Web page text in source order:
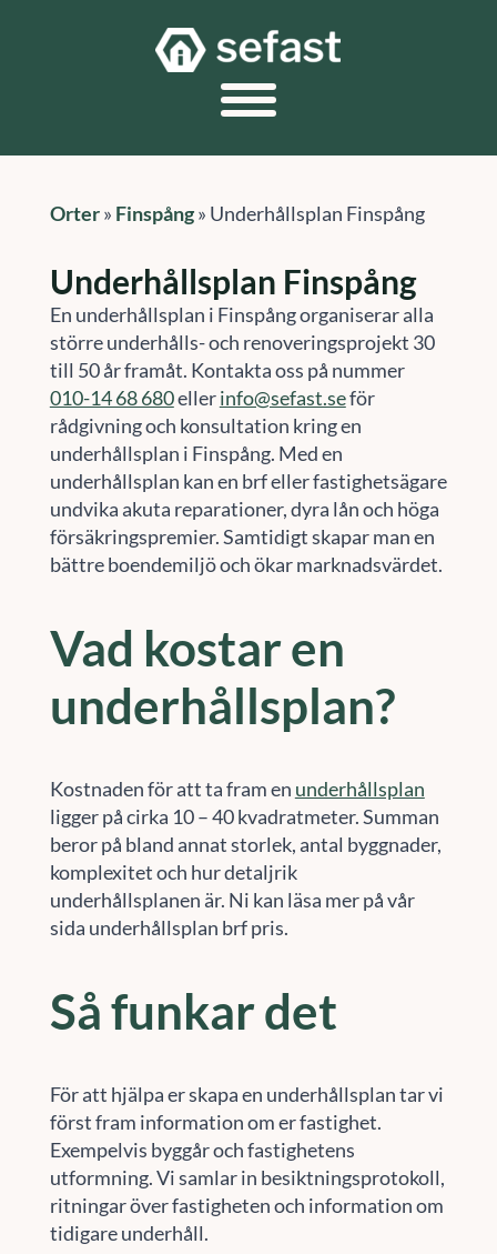
Orter» Finspång» Underhållsplan Finspång
Underhållsplan Finspång
En underhållsplan i Finspång organiserar alla
större underhålls- och renoveringsprojekt 30
till 50 år framåt. Kontakta oss på nummer
010-14 68 680ellerinfo@sefast.seför
rådgivning och konsultation kring en
underhållsplan i Finspång. Med en
underhållsplan kan en brf eller fastighetsägare
undvika akuta reparationer, dyra lån och höga
försäkringspremier. Samtidigt skapar man en
bättre boendemiljö och ökar marknadsvärdet.
Vad kostar en
underhållsplan?
Kostnaden för att ta fram en underhållsplan
ligger på cirka 10 – 40 kvadratmeter. Summan
beror på bland annat storlek, antal byggnader,
komplexitet och hur detaljrik
underhållsplanen är. Ni kan läsa mer på vår
sida underhållsplan brf pris.
Så funkar det
För att hjälpa er skapa en underhållsplan tar vi
först fram information om er fastighet.
Exempelvis byggår och fastighetens
utformning. Vi samlar in besiktningsprotokoll,
ritningar över fastigheten och information om
tidigare underhåll.